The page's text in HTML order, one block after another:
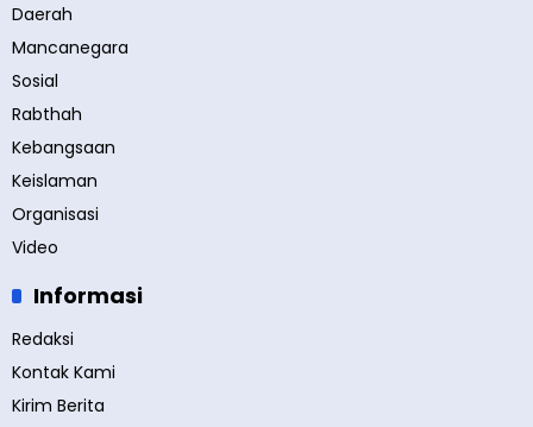
Daerah
Mancanegara
Sosial
Rabthah
Kebangsaan
Keislaman
Organisasi
Video
Informasi
Redaksi
Kontak Kami
Kirim Berita